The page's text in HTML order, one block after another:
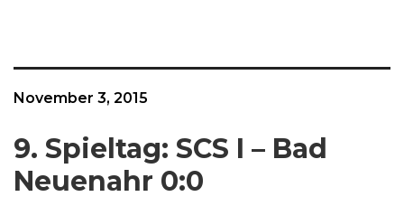
November 3, 2015
9. Spieltag: SCS I – Bad
Neuenahr 0:0